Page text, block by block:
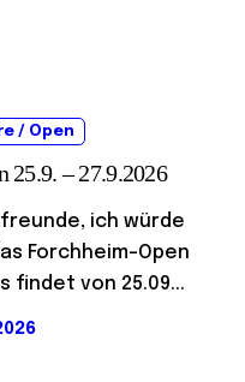
/ Open
25.9. – 27.9.2026
ich würde
Forchheim-Open
findet von 25.09...